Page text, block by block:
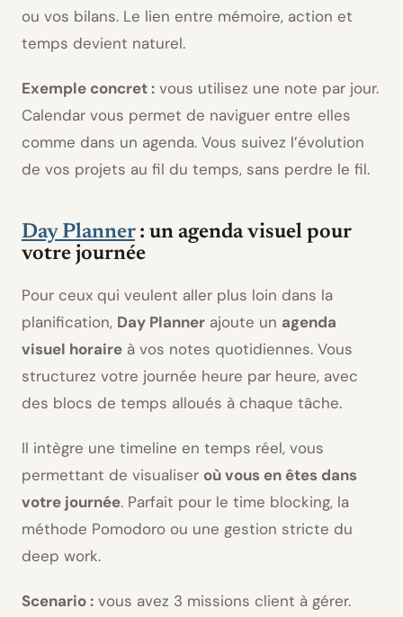
ou vos bilans. Le lien entre mémoire, action et
temps devient naturel.
Exemple concret : vous utilisez une note par jour.
Calendar vous permet de naviguer entre elles
comme dans un agenda. Vous suivez l’évolution
de vos projets au fil du temps, sans perdre le fil.
Day Planner: un agenda visuel pour
votre journée
Pour ceux qui veulent aller plus loin dans la
planification, Day Planner ajoute un agenda
visuel horaire à vos notes quotidiennes. Vous
structurez votre journée heure par heure, avec
des blocs de temps alloués à chaque tâche.
Il intègre une timeline en temps réel, vous
permettant de visualiser où vous en êtes dans
votre journée. Parfait pour le time blocking, la
méthode Pomodoro ou une gestion stricte du
deep work.
Scenario : vous avez 3 missions client à gérer.